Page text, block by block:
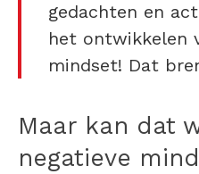
gedachten en
het ontwikkelen
mindset! Dat
Maar kan dat
negatieve